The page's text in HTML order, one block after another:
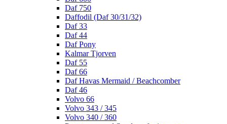
Daf 750
Daffodil (Daf 30/31/32)
Daf 33
Daf 44
Daf Pony
Kalmar Tjorven
Daf 55
Daf 66
Daf Havas Mermaid / Beachcomber
Daf 46
Volvo 66
Volvo 343 / 345
Volvo 340 / 360